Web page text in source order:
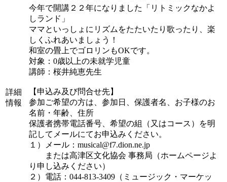
詳細
情報
今年で開講２２年になりました「リトミックなかよ
しランド」
ママといっしょにリズムをたたいたり歌ったり、楽
しくふれあいましょう！
和室の畳上でゴロリンもOKです。
対象：0歳以上の未就学児童
講師：桜井純恵先生
【申込み及び問合せ先】
参加ご希望の方は、参加日、保護者名、お子様のお
名前・年齢、住所
保護者携帯電話番号、希望の組（又はコース）を明
記してメールにてお申込みください。
１）メール：musical@f7.dion.ne.jp
または高津区文化協会 事務局（ホームページよ
り申し込みください）
２）電話：044-813-3409（ミュージック・マーケッ